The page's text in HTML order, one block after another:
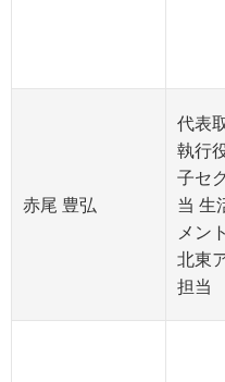
赤尾 豊弘
代表
執行
子セ
当 生
メン
北東
担当